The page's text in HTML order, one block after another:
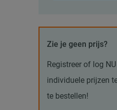
Zie je geen prijs?
Registreer of log
individuele prijzen
te bestellen!